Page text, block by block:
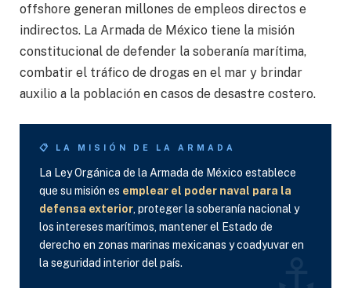
offshore generan millones de empleos directos e
indirectos. La Armada de México tiene la misión
constitucional de defender la soberanía marítima,
combatir el tráfico de drogas en el mar y brindar
auxilio a la población en casos de desastre costero.
📋 LA MISIÓN DE LA ARMADA
La Ley Orgánica de la Armada de México establece
que su misión es emplear el poder naval para la
defensa exterior, proteger la soberanía nacional y
los intereses marítimos, mantener el Estado de
derecho en zonas marinas mexicanas y coadyuvar en
la seguridad interior del país.